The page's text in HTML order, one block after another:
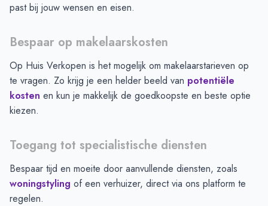
past bij jouw wensen en eisen.
Bespaar op makelaarskosten
Op Huis Verkopen is het mogelijk om makelaarstarieven op
te vragen. Zo krijg je een helder beeld van potentiële
kosten en kun je makkelijk de goedkoopste en beste optie
kiezen.
Toegang tot specialistische diensten
Bespaar tijd en moeite door aanvullende diensten, zoals
woningstyling of een verhuizer, direct via ons platform te
regelen.